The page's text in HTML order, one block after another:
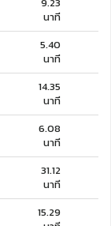
นาที
5.40
นาที
14.35
นาที
6.08
นาที
31.12
นาที
15.29